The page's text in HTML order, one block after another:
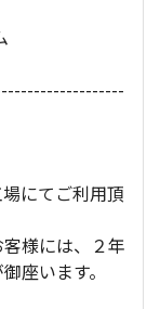
にてご利用頂
様には、２年
座います。